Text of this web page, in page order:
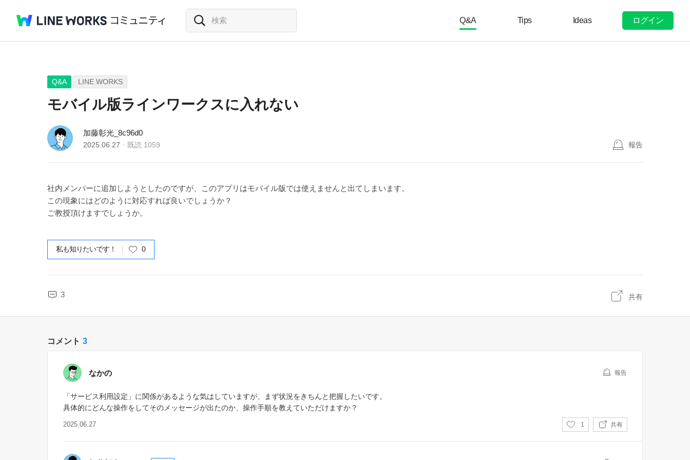
Q&A Tips Ideas ログイン
Q&A LINE WORKS
モバイル版ラインワークスに入れない
加藤彰光_8c96d0
2025.06.27 既読 1059 報告
社内メンバーに追加しようとしたのですが、このアプリはモバイル版では使えませんと出てしまいます。
この現象にはどのように対応すれば良いでしょうか？
ご教授頂けますでしょうか。
私も知りたいです！ 0
3 共有
コメント 3
なかの 報告
「サービス利用設定」に関係があるような気はしていますが、まず状況をきちんと把握したいです。
具体的にどんな操作をしてそのメッセージが出たのか、操作手順を教えていただけますか？
2025.06.27
い
1 共有